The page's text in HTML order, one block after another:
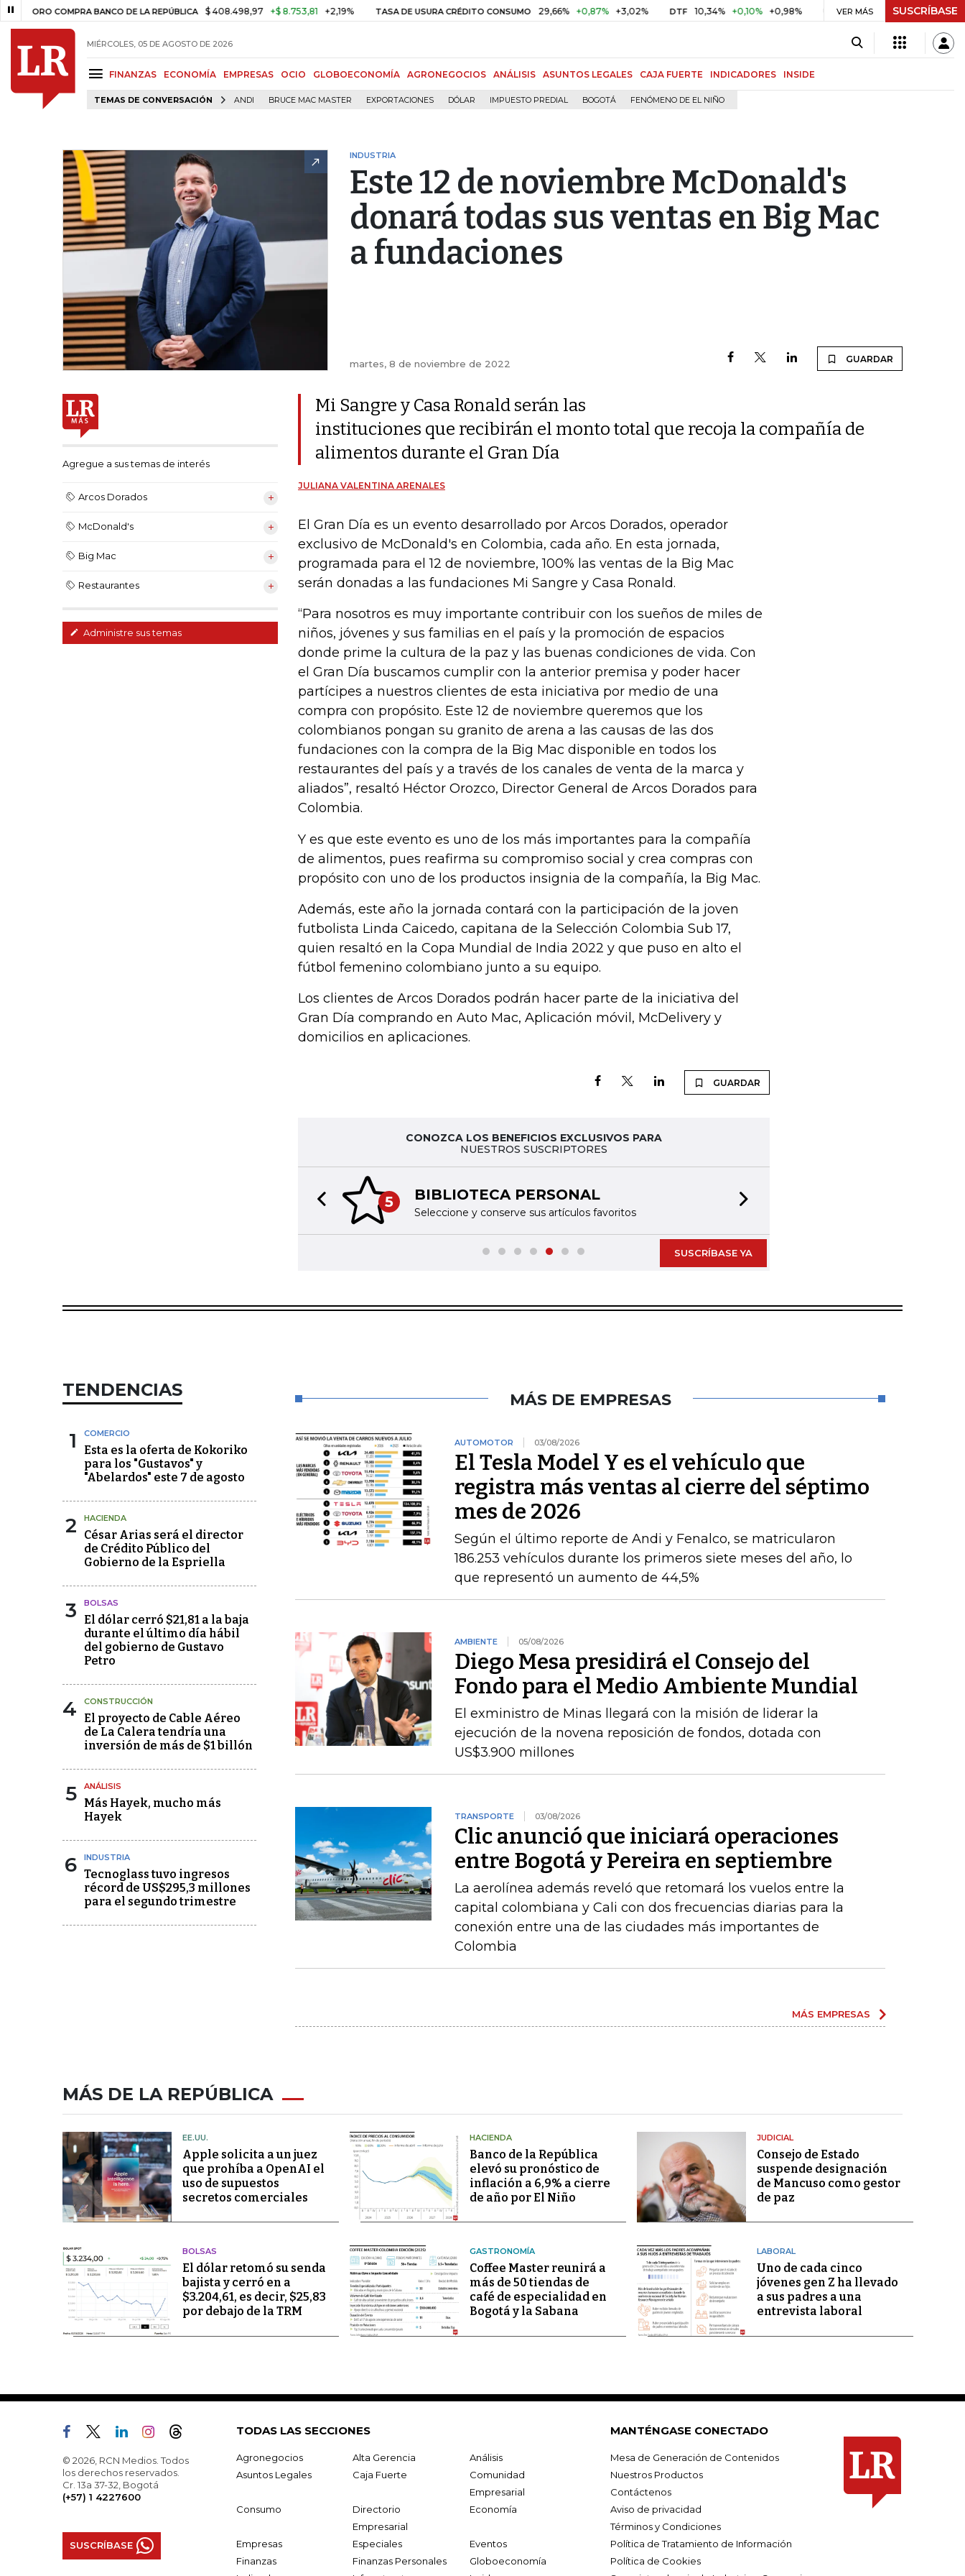
COMPRA BANCO DE LA REPÚBLICA $ 408.498,97 +$ 8.753,81 +2,19% TASA DE USURA CRÉDITO CONSUMO 29,66% +0,87% +3,02% DTF 10,34% +0,10% +0,98% UVR $ 416,86 +$ 0,05 +0,01%
VER MÁS SUSCRÍBASE
MIÉRCOLES, 05 DE AGOSTO DE 2026
FINANZAS ECONOMÍA EMPRESAS OCIO GLOBOECONOMÍA AGRONEGOCIOS ANÁLISIS ASUNTOS LEGALES CAJA FUERTE INDICADORES INSIDE
TEMAS DE CONVERSACIÓN ANDI BRUCE MAC MASTER EXPORTACIONES DÓLAR IMPUESTO PREDIAL BOGOTÁ FENÓMENO DE EL NIÑO
INDUSTRIA
Este 12 de noviembre McDonald's
donará todas sus ventas en Big Mac
a fundaciones
martes, 8 de noviembre de 2022 GUARDAR
Agregue a sus temas de interés
Arcos Dorados
McDonald's
Big Mac
Restaurantes
Administre sus temas
Mi Sangre y Casa Ronald serán las
instituciones que recibirán el monto total que recoja la compañía de
alimentos durante el Gran Día
JULIANA VALENTINA ARENALES
El Gran Día es un evento desarrollado por Arcos Dorados, operador
exclusivo de McDonald's en Colombia, cada año. En esta jornada,
programada para el 12 de noviembre, 100% las ventas de la Big Mac
serán donadas a las fundaciones Mi Sangre y Casa Ronald.
“Para nosotros es muy importante contribuir con los sueños de miles de
niños, jóvenes y sus familias en el país y la promoción de espacios
donde prime la cultura de la paz y las buenas condiciones de vida. Con
el Gran Día buscamos cumplir con la anterior premisa y poder hacer
partícipes a nuestros clientes de esta iniciativa por medio de una
compra con propósito. Este 12 de noviembre queremos que los
colombianos pongan su granito de arena a las causas de las dos
fundaciones con la compra de la Big Mac disponible en todos los
restaurantes del país y a través de los canales de venta de la marca y
aliados”, resaltó Héctor Orozco, Director General de Arcos Dorados para
Colombia.
Y es que este evento es uno de los más importantes para la compañía
de alimentos, pues reafirma su compromiso social y crea compras con
propósito con uno de los productos insignia de la compañía, la Big Mac.
Además, este año la jornada contará con la participación de la joven
futbolista Linda Caicedo, capitana de la Selección Colombia Sub 17,
quien resaltó en la Copa Mundial de India 2022 y que puso en alto el
fútbol femenino colombiano junto a su equipo.
Los clientes de Arcos Dorados podrán hacer parte de la iniciativa del
Gran Día comprando en Auto Mac, Aplicación móvil, McDelivery y
domicilios en aplicaciones.
GUARDAR
CONOZCA LOS BENEFICIOS EXCLUSIVOS PARA
NUESTROS SUSCRIPTORES
5 BIBLIOTECA PERSONAL
Seleccione y conserve sus artículos favoritos
Previous slide
SUSCRÍBASE YA
TENDENCIAS
1 COMERCIO
Esta es la oferta de Kokoriko
para los "Gustavos" y
"Abelardos" este 7 de agosto
2 HACIENDA
César Arias será el director
de Crédito Público del
Gobierno de la Espriella
3 BOLSAS
El dólar cerró $21,81 a la baja
durante el último día hábil
del gobierno de Gustavo
Petro
4 CONSTRUCCIÓN
El proyecto de Cable Aéreo
de La Calera tendría una
inversión de más de $1 billón
5 ANÁLISIS
Más Hayek, mucho más
Hayek
6 INDUSTRIA
Tecnoglass tuvo ingresos
récord de US$295,3 millones
para el segundo trimestre
MÁS DE EMPRESAS
AUTOMOTOR 03/08/2026
El Tesla Model Y es el vehículo que
registra más ventas al cierre del séptimo
mes de 2026
Según el último reporte de Andi y Fenalco, se matricularon
186.253 vehículos durante los primeros siete meses del año, lo
que representó un aumento de 44,5%
AMBIENTE 05/08/2026
Diego Mesa presidirá el Consejo del
Fondo para el Medio Ambiente Mundial
El exministro de Minas llegará con la misión de liderar la
ejecución de la novena reposición de fondos, dotada con
US$3.900 millones
TRANSPORTE 03/08/2026
Clic anunció que iniciará operaciones
entre Bogotá y Pereira en septiembre
La aerolínea además reveló que retomará los vuelos entre la
capital colombiana y Cali con dos frecuencias diarias para la
conexión entre una de las ciudades más importantes de
Colombia
MÁS EMPRESAS
MÁS DE LA REPÚBLICA
EE.UU.
Apple solicita a un juez
que prohíba a OpenAI el
uso de supuestos
secretos comerciales
HACIENDA
Banco de la República
elevó su pronóstico de
inflación a 6,9% a cierre
de año por El Niño
JUDICIAL
Consejo de Estado
suspende designación
de Mancuso como gestor
de paz
BOLSAS
El dólar retomó su senda
bajista y cerró en a
$3.204,61, es decir, $25,83
por debajo de la TRM
GASTRONOMÍA
Coffee Master reunirá a
más de 50 tiendas de
café de especialidad en
Bogotá y la Sabana
LABORAL
Uno de cada cinco
jóvenes gen Z ha llevado
a sus padres a una
entrevista laboral
© 2026, RCN Medios. Todos
los derechos reservados.
Cr. 13a 37-32, Bogotá
(+57) 1 4227600
SUSCRÍBASE
TODAS LAS SECCIONES
Agronegocios Alta Gerencia
Análisis
Asuntos Legales
Caja Fuerte
Comunidad
Empresarial
Consumo
Directorio
Empresarial
Economía
Empresas Especiales
Eventos
Finanzas
Finanzas Personales
Globoeconomía
MANTÉNGASE CONECTADO
Mesa de Generación de Contenidos
Nuestros Productos
Contáctenos
Aviso de privacidad
Términos y Condiciones
Política de Tratamiento de Información
Política de Cookies